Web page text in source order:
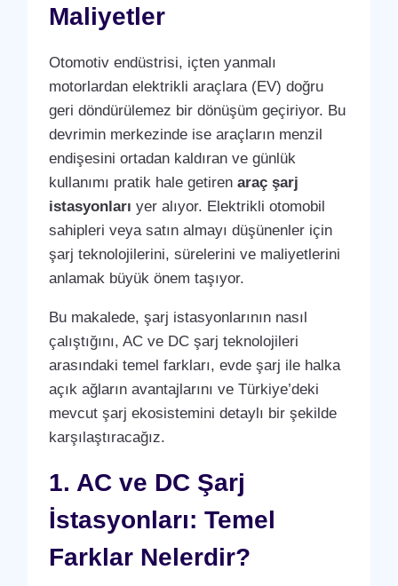
Maliyetler
Otomotiv endüstrisi, içten yanmalı
motorlardan elektrikli araçlara (EV) doğru
geri döndürülemez bir dönüşüm geçiriyor. Bu
devrimin merkezinde ise araçların menzil
endişesini ortadan kaldıran ve günlük
kullanımı pratik hale getiren araç şarj
istasyonları yer alıyor. Elektrikli otomobil
sahipleri veya satın almayı düşünenler için
şarj teknolojilerini, sürelerini ve maliyetlerini
anlamak büyük önem taşıyor.
Bu makalede, şarj istasyonlarının nasıl
çalıştığını, AC ve DC şarj teknolojileri
arasındaki temel farkları, evde şarj ile halka
açık ağların avantajlarını ve Türkiye’deki
mevcut şarj ekosistemini detaylı bir şekilde
karşılaştıracağız.
1. AC ve DC Şarj
İstasyonları: Temel
Farklar Nelerdir?